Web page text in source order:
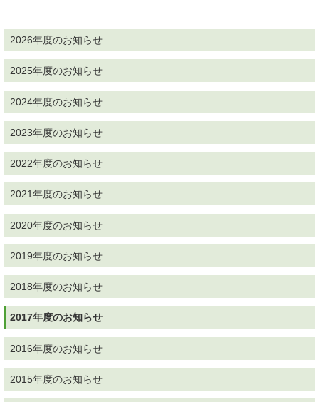
2026年度のお知らせ
2025年度のお知らせ
2024年度のお知らせ
2023年度のお知らせ
2022年度のお知らせ
2021年度のお知らせ
2020年度のお知らせ
2019年度のお知らせ
2018年度のお知らせ
2017年度のお知らせ
2016年度のお知らせ
2015年度のお知らせ